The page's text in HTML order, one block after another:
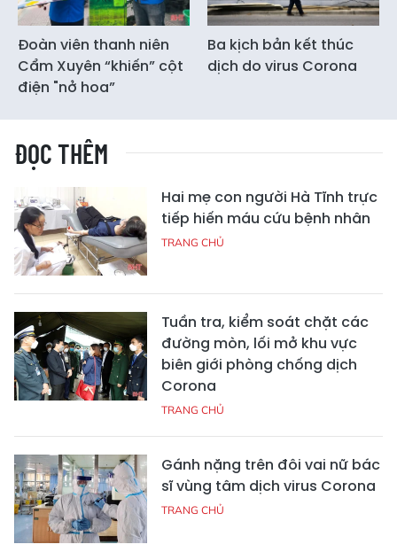
Đoàn viên thanh niên
Cẩm Xuyên “khiến” cột
điện "nở hoa”
Ba kịch bản kết thúc
dịch do virus Corona
ĐỌC THÊM
Hai mẹ con người Hà Tĩnh trực
tiếp hiến máu cứu bệnh nhân
TRANG CHỦ
Tuần tra, kiểm soát chặt các
đường mòn, lối mở khu vực
biên giới phòng chống dịch
Corona
TRANG CHỦ
Gánh nặng trên đôi vai nữ bác
sĩ vùng tâm dịch virus Corona
TRANG CHỦ